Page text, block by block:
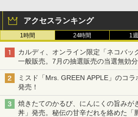
アクセスランキング
1時間 24時間 1
カルディ、オンライン限定「ネコバッ
一般販売。7月の抽選販売の当選無効分
ミスド「Mrs. GREEN APPLE」のコ
発売！
焼きたてのかるび、にんにくの旨みが
丼」発売。秘伝の甘辛だれを絡めた「